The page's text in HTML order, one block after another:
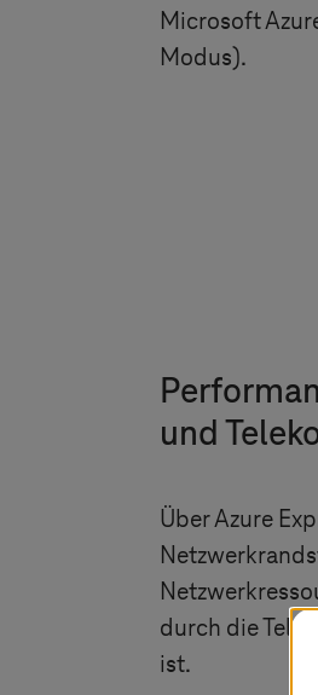
Microsoft
Modus).
und
Über Azure
durch die
ist.